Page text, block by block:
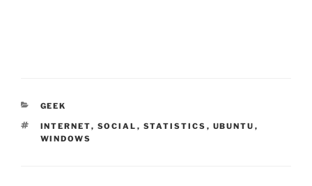
CATEGORIES
GEEK
TAGS
INTERNET, SOCIAL , STATISTICS , UBUNTU ,
WINDOWS